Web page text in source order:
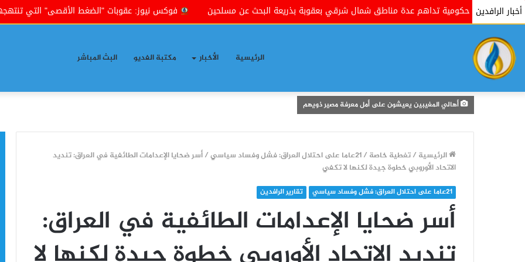
أخبار الرافدين
الحكومية تداهم عدة مناطق شمال شرقي بعقوبة بذريعة البحث عن مسلحين فوكس نيوز: عقوبات "الضغط الأقصى" التي تنتهجها إدارة
الرئيسية الأخبار مكتبة الفديو البث المباشر
أهالي المغيبين يعيشون على أمل معرفة مصير ذويهم
الرئيسية /تغطية خاصة /21عاما على احتلال العراق: فشل وفساد سياسي /أسر ضحايا الإعدامات الطائفية في العراق: تنديد
الاتحاد الأوروبي خطوة جيدة لكنها لا تكفي
21عاما على احتلال العراق: فشل وفساد سياسي تقارير الرافدين
أسر ضحايا الإعدامات الطائفية في العراق: